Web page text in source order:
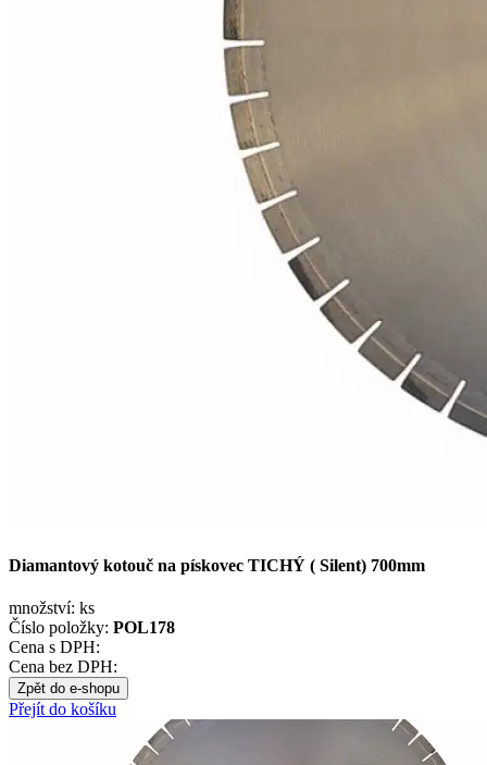
Diamantový kotouč na pískovec TICHÝ ( Silent) 700mm
množství: ks
Číslo položky: POL178
Cena s DPH:
Cena bez DPH:
Zpět do e-shopu
Přejít do košíku